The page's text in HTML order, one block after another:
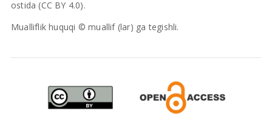
ostida (CC BY 4.0).
Mualliflik huquqi © muallif (lar) ga tegishli.